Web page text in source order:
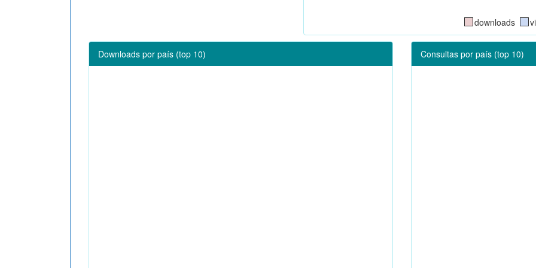
downloads
Downloads por país (top 10) Consultas por país (top 10)